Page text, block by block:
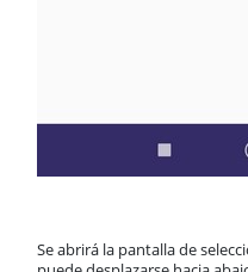
Se abrirá la pantalla de